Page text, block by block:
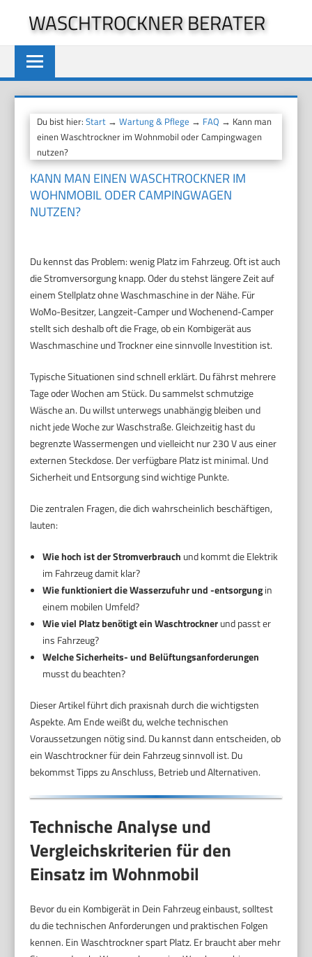
springen
WASCHTROCKNER BERATER
Du bist hier:Start →Wartung & Pflege → FAQ → Kann man
einen Waschtrockner im Wohnmobil oder Campingwagen
nutzen?
KANN MAN EINEN WASCHTROCKNER IM
WOHNMOBIL ODER CAMPINGWAGEN
NUTZEN?
Du kennst das Problem: wenig Platz im Fahrzeug. Oft ist auch
die Stromversorgung knapp. Oder du stehst längere Zeit auf
einem Stellplatz ohne Waschmaschine in der Nähe. Für
WoMo-Besitzer, Langzeit-Camper und Wochenend-Camper
stellt sich deshalb oft die Frage, ob ein Kombigerät aus
Waschmaschine und Trockner eine sinnvolle Investition ist.
Typische Situationen sind schnell erklärt. Du fährst mehrere
Tage oder Wochen am Stück. Du sammelst schmutzige
Wäsche an. Du willst unterwegs unabhängig bleiben und
nicht jede Woche zur Waschstraße. Gleichzeitig hast du
begrenzte Wassermengen und vielleicht nur 230 V aus einer
externen Steckdose. Der verfügbare Platz ist minimal. Und
Sicherheit und Entsorgung sind wichtige Punkte.
Die zentralen Fragen, die dich wahrscheinlich beschäftigen,
lauten:
Wie hoch ist der Stromverbrauch und kommt die Elektrik
im Fahrzeug damit klar?
Wie funktioniert die Wasserzufuhr und -entsorgungin
einem mobilen Umfeld?
Wie viel Platz benötigt ein Waschtrocknerund passt er
ins Fahrzeug?
Welche Sicherheits- und Belüftungsanforderungen
musst du beachten?
Dieser Artikel führt dich praxisnah durch die wichtigsten
Aspekte. Am Ende weißt du, welche technischen
Voraussetzungen nötig sind. Du kannst dann entscheiden, ob
ein Waschtrockner für dein Fahrzeug sinnvoll ist. Du
bekommst Tipps zu Anschluss, Betrieb und Alternativen.
Technische Analyse und
Vergleichskriterien für den
Einsatz im Wohnmobil
Bevor du ein Kombigerät in Dein Fahrzeug einbaust, solltest
du die technischen Anforderungen und praktischen Folgen
kennen. Ein Waschtrockner spart Platz. Er braucht aber mehr